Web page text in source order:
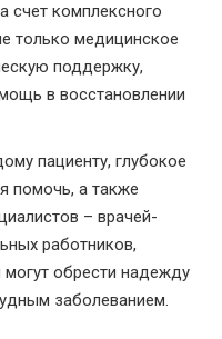
счет комплексного
только медицинское
поддержку,
в восстановлении
пациенту, глубокое
помочь, а также
– врачей-
работников,
обрести надежду
заболеванием.